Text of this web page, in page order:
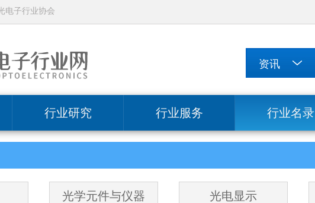
电子行业协会
行业研究 行业服务 行业名录
光学元件与仪器 光电显示